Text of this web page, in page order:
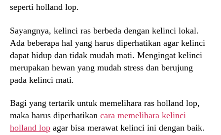
seperti holland lop.
Sayangnya, kelinci ras berbeda dengan kelinci lokal.
Ada beberapa hal yang harus diperhatikan agar kelinci
dapat hidup dan tidak mudah mati. Mengingat kelinci
merupakan hewan yang mudah stress dan berujung
pada kelinci mati.
Bagi yang tertarik untuk memelihara ras holland lop,
maka harus diperhatikan cara memelihara kelinci
holland lop agar bisa merawat kelinci ini dengan baik.